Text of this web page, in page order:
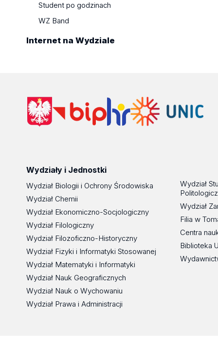
Student po godzinach
WZ Band
Internet na Wydziale
Wydziały i Jednostki
Wydział Biologii i Ochrony Środowiska
Wydział Chemii
Wydział Ekonomiczno-Socjologiczny
Wydział Filologiczny
Wydział Filozoficzno-Historyczny
Wydział Fizyki i Informatyki Stosowanej
Wydział Matematyki i Informatyki
Wydział Nauk Geograficznych
Wydział Nauk o Wychowaniu
Wydział Prawa i Administracji
Wydział
Wydział
Filia w
Centra
Biblioteka